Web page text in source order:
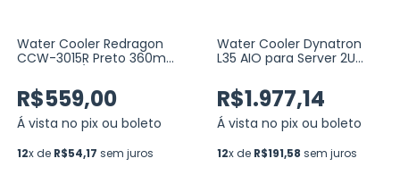
Water Cooler Redragon
CCW-3015R Preto 360mm
Display LCD 2.73” (CCW-
3015R)
R$559,00
Á vista no pix ou boleto
12x de R$54,17 sem juros
Water Cooler Dynatron
L35 AIO para Server 2U
(DF128038BU)
R$1.977,14
Á vista no pix ou boleto
12x de R$191,58 sem juros